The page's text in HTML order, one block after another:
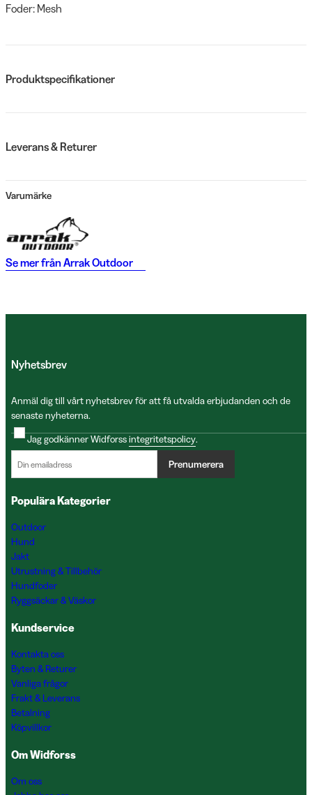
Foder: Mesh
Produktspecifikationer
Leverans & Returer
Varumärke
Se mer frånArrak Outdoor
Nyhetsbrev
Anmäl dig till vårt nyhetsbrev för att få utvalda erbjudanden och de
senaste nyheterna.
Jag godkänner Widforssintegritetspolicy.
Prenumerera
Populära Kategorier
Outdoor
Hund
Jakt
Utrustning & Tillbehör
Hundfoder
Ryggsäckar & Väskor
Kundservice
Kontakta oss
Byten & Returer
Vanliga frågor
Frakt & Leverans
Betalning
Köpvillkor
Om Widforss
Om oss